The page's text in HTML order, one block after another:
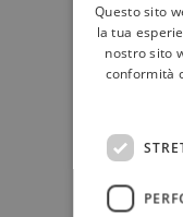
quello
riunire e
esponenti
nazionale,
più idonei
Questo sito
la tua
nostro sito
conformità